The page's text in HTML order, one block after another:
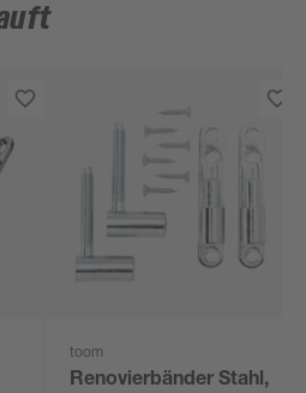
toom
Renovierbänder Stahl,